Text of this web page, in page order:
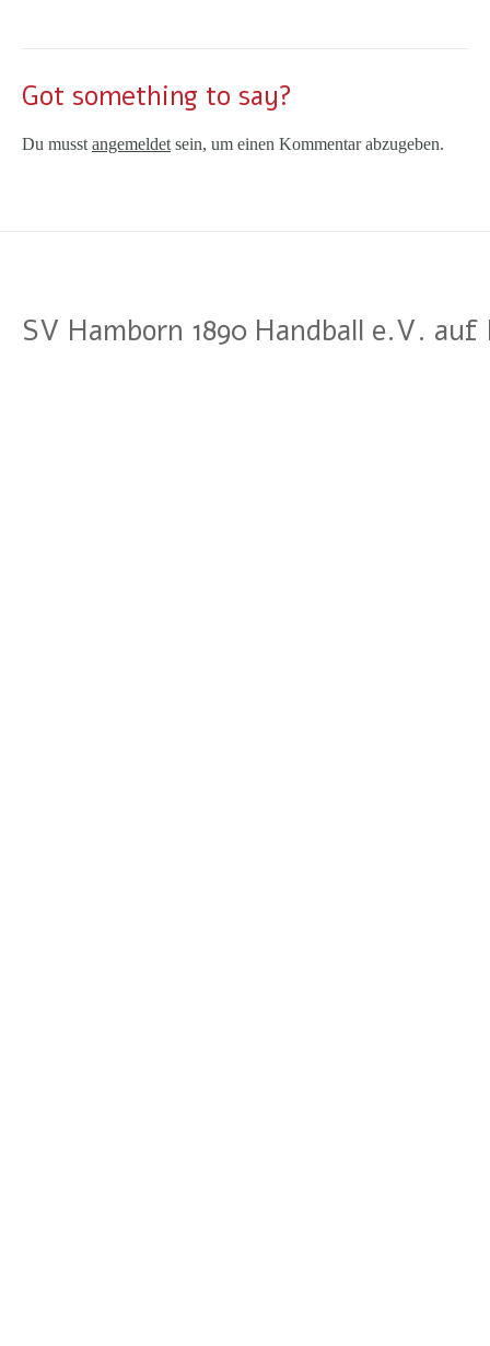
Got something to say?
Du musst angemeldet sein, um einen Kommentar abzugeben.
SV Hamborn 1890 Handball e.V.